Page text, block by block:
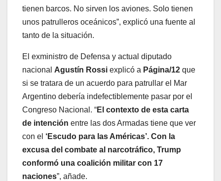
tienen barcos. No sirven los aviones. Solo tienen
unos patrulleros oceánicos”, explicó una fuente al
tanto de la situación.
El exministro de Defensa y actual diputado
nacional Agustín Rossi explicó a Página/12 que
si se tratara de un acuerdo para patrullar el Mar
Argentino debería indefectiblemente pasar por el
Congreso Nacional. “El contexto de esta carta
de intención entre las dos Armadas tiene que ver
con el ‘Escudo para las Américas’. Con la
excusa del combate al narcotráfico, Trump
conformó una coalición militar con 17
naciones”, añade.